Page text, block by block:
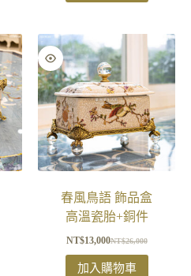
春風鳥語 飾品盒
高溫瓷胎+銅件
NT$26,000
NT$13,000
加入購物車